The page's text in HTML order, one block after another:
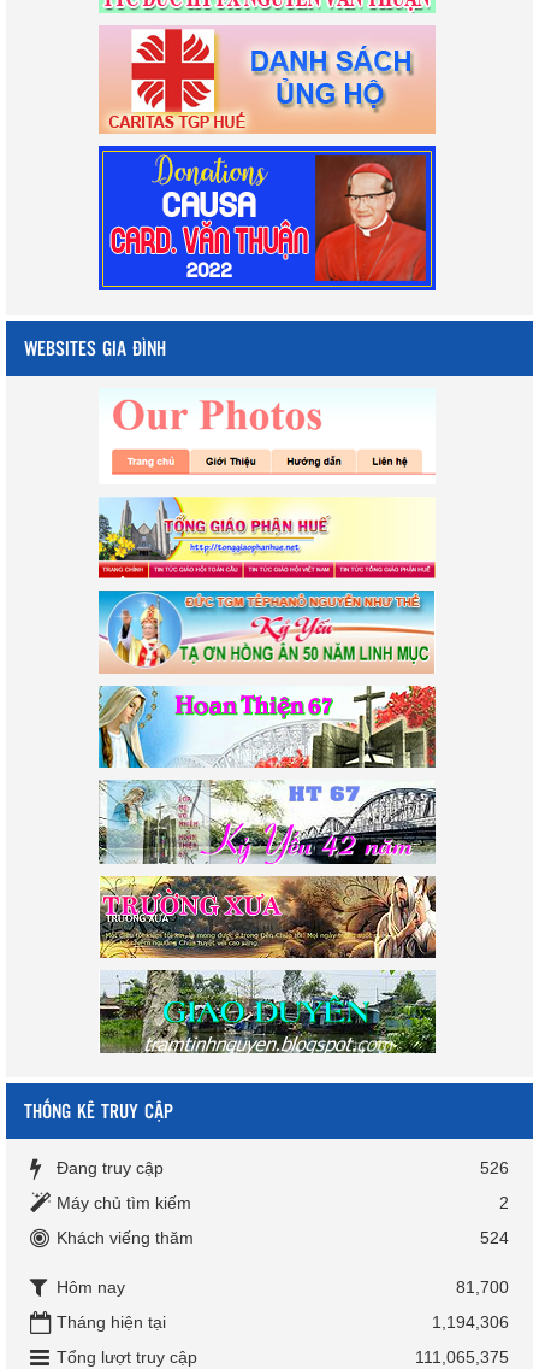
WEBSITES GIA ĐÌNH
THỐNG KÊ TRUY CẬP
Đang truy cập
526
Máy chủ tìm kiếm
2
Khách viếng thăm
524
Hôm nay
81,700
Tháng hiện tại
1,194,306
Tổng lượt truy cập
111,065,375